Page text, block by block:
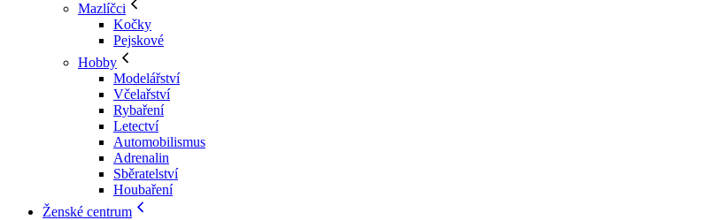
Mazlíčci
Kočky
Pejskové
Hobby
Modelářství
Včelařství
Rybaření
Letectví
Automobilismus
Adrenalin
Sběratelství
Houbaření
Ženské centrum